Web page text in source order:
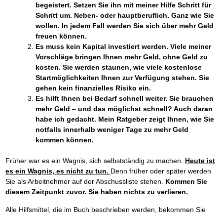
begeistert. Setzen Sie ihn mit meiner Hilfe Schritt für
Schritt um. Neben- oder hauptberuflich. Ganz wie Sie
wollen. In jedem Fall werden Sie sich über mehr Geld
freuen können.
Es muss kein Kapital investiert werden. Viele meiner
Vorschläge bringen Ihnen mehr Geld, ohne Geld zu
kosten. Sie werden staunen, wie viele kostenlose
Startmöglichkeiten Ihnen zur Verfügung stehen. Sie
gehen kein finanzielles Risiko ein.
Es hilft Ihnen bei Bedarf schnell weiter. Sie brauchen
mehr Geld – und das möglichst schnell? Auch daran
habe ich gedacht. Mein Ratgeber zeigt Ihnen, wie Sie
notfalls innerhalb weniger Tage zu mehr Geld
kommen können.
Früher war es ein Wagnis, sich selbstständig zu machen. Heute ist
es ein Wagnis, es nicht zu tun. Denn früher oder später werden
Sie als Arbeitnehmer auf der Abschussliste stehen. Kommen Sie
diesem Zeitpunkt zuvor. Sie haben nichts zu verlieren.
Alle Hilfsmittel, die im Buch beschrieben werden, bekommen Sie